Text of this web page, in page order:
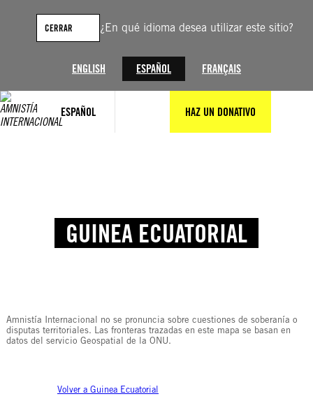
¿En qué idioma desea utilizar este sitio?
ENGLISH ESPAÑOL FRANÇAIS
CERRAR
ESPAÑOL HAZ UN DONATIVO
GUINEA ECUATORIAL
Amnistía Internacional no se pronuncia sobre cuestiones de soberanía o
disputas territoriales. Las fronteras trazadas en este mapa se basan en
datos del servicio Geospatial de la ONU.
Volver a Guinea Ecuatorial